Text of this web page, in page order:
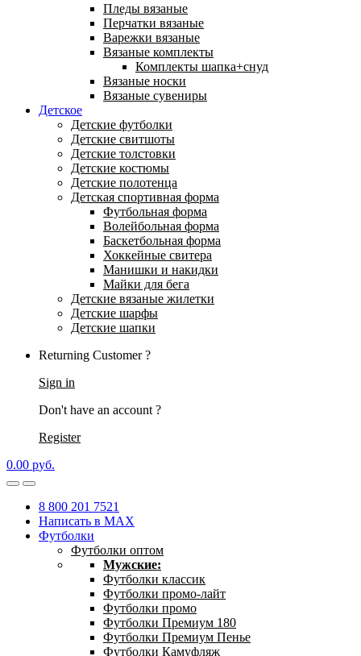
Пледы вязаные
Перчатки вязаные
Варежки вязаные
Вязаные комплекты
Комплекты шапка+снуд
Вязаные носки
Вязаные сувениры
Детское
Детские футболки
Детские свитшоты
Детские толстовки
Детские костюмы
Детские полотенца
Детская спортивная форма
Футбольная форма
Волейбольная форма
Баскетбольная форма
Хоккейные свитера
Манишки и накидки
Майки для бега
Детские вязаные жилетки
Детские шарфы
Детские шапки
Returning Customer ?
Sign in
Don't have an account ?
Register
0.00 руб.
8 800 201 7521
Написать в MAX
Футболки
Футболки оптом
Мужские:
Футболки классик
Футболки промо-лайт
Футболки промо
Футболки Премиум 180
Футболки Премиум Пенье
Футболки Камуфляж